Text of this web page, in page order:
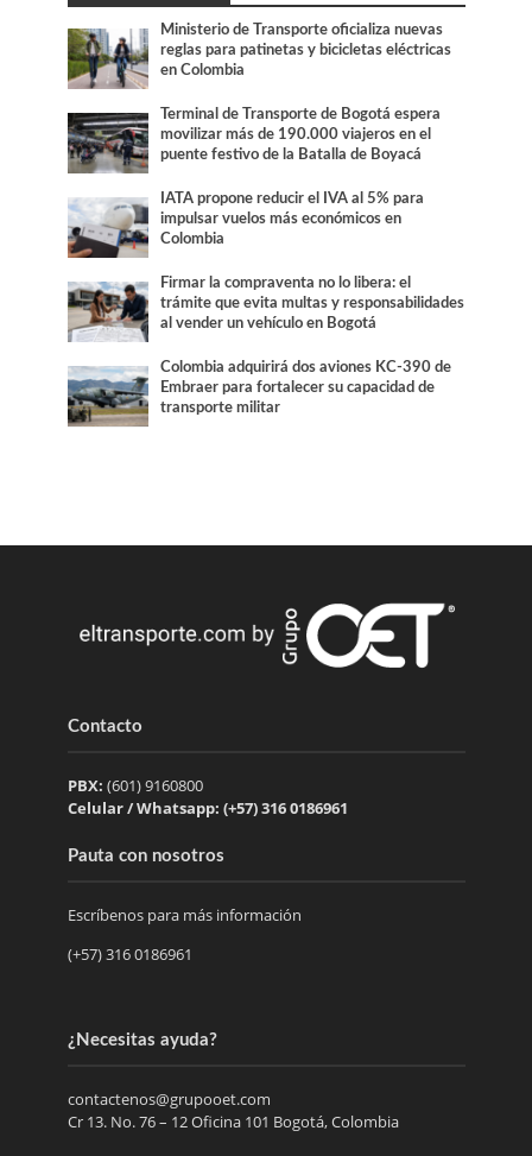
Ministerio de Transporte oficializa nuevas
reglas para patinetas y bicicletas eléctricas
en Colombia
Terminal de Transporte de Bogotá espera
movilizar más de 190.000 viajeros en el
puente festivo de la Batalla de Boyacá
IATA propone reducir el IVA al 5% para
impulsar vuelos más económicos en
Colombia
Firmar la compraventa no lo libera: el
trámite que evita multas y responsabilidades
al vender un vehículo en Bogotá
Colombia adquirirá dos aviones KC-390 de
Embraer para fortalecer su capacidad de
transporte militar
Contacto
PBX: (601) 9160800
Celular / Whatsapp: (+57) 316 0186961
Pauta con nosotros
Escríbenos para más información
(+57) 316 0186961
¿Necesitas ayuda?
contactenos@grupooet.com
Cr 13. No. 76 – 12 Oficina 101 Bogotá, Colombia